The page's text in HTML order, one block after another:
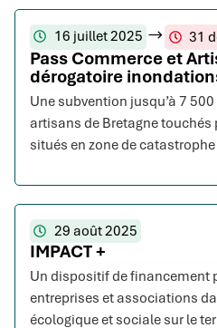
16 juillet 2025 31
Pass Commerce et
dérogatoire
Une subvention jusqu’à 7
artisans de Bretagne
situés en zone de
29 août 2025
IMPACT +
Un dispositif de financement
entreprises et associations
écologique et sociale sur le